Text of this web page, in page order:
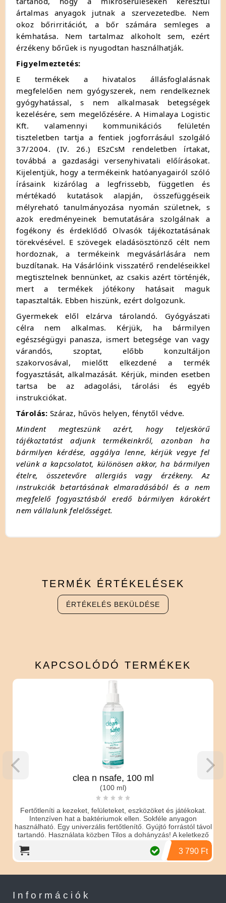
ártalmas anyagok jutnak a szervezetedbe. Nem
okoz bőrirritációt, a bőr számára semleges a
kémhatása. Nem tartalmaz alkoholt sem, ezért
érzékeny bőrűek is nyugodtan használhatják.
Figyelmeztetés:
E termékek a hivatalos állásfoglalásnak
megfelelően nem gyógyszerek, nem rendelkeznek
gyógyhatással, s nem alkalmasak betegségek
kezelésére, sem megelőzésére. A Himalaya Logistic
Kft. valamennyi kommunikációs felületén
tiszteletben tartja a fentiek jogforrásául szolgáló
37/2004. (IV. 26.) ESzCsM rendeletben írtakat,
továbbá a gazdasági versenyhivatali előírásokat.
Kijelentjük, hogy a termékeink hatóanyagairól szóló
írásaink kizárólag a legfrissebb, független és
mértékadó kutatások alapján, összefüggéseik
mélyreható tanulmányozása nyomán születnek, s
azok eredményeinek bemutatására szolgálnak a
fogékony és érdeklődő Olvasók tájékoztatásának
törekvésével. E szövegek eladásösztönző célt nem
hordoznak, a termékeink megvásárlására nem
buzdítanak. Ha Vásárlóink visszatérő rendeléseikkel
megtisztelnek bennünket, az csakis azért történjék,
mert a termékek jótékony hatásait maguk
tapasztalták. Ebben hiszünk, ezért dolgozunk.
Gyermekek elől elzárva tárolandó. Gyógyászati
célra nem alkalmas. Kérjük, ha bármilyen
egészségügyi panasza, ismert betegsége van vagy
várandós, szoptat, előbb konzultáljon
szakorvosával, mielőtt elkezdené a termék
fogyasztását, alkalmazását. Kérjük, minden esetben
tartsa be az adagolási, tárolási és egyéb
instrukciókat.
Tárolás: Száraz, hűvös helyen, fénytől védve.
Mindent megteszünk azért, hogy teljeskörű
tájékoztatást adjunk termékeinkről, azonban ha
bármilyen kérdése, aggálya lenne, kérjük vegye fel
velünk a kapcsolatot, különösen akkor, ha bármilyen
ételre, összetevőre allergiás vagy érzékeny. Az
instrukciók betartásának elmaradásából és a nem
megfelelő fogyasztásból eredő bármilyen károkért
nem vállalunk felelősséget.
TERMÉK ÉRTÉKELÉSEK
ÉRTÉKELÉS BEKÜLDÉSE
KAPCSOLÓDÓ TERMÉKEK
clea n nsafe, 100 ml
(100 ml)
Fertőtleníti a kezeket, felületeket, eszközöket és játékokat.
Intenzíven hat a baktériumok ellen. Sokféle anyagon
használható. Egy univerzális fertőtlenítő. Gyújtó forrástól távol
tartandó. Használata közben Tilos a dohányzás! A keletkező
permetet nem szabad belélegezni! Használat előtt mindig
olvassa el a címkét! Szembe kerülés és lenyelés esetén
azonnal mossa ki és keresse fel kezelőorvosát és a
3 790 Ft
Információk